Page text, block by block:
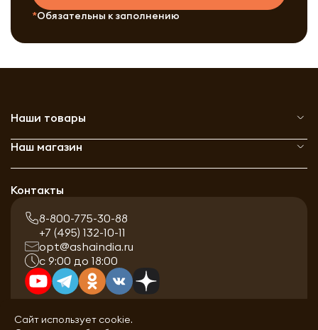
Обязательны к заполнению
Наши товары
Наш магазин
Контакты
8-800-775-30-88
+7 (495) 132-10-11
opt@ashaindia.ru
с 9:00 до 18:00
Сайт использует cookie.